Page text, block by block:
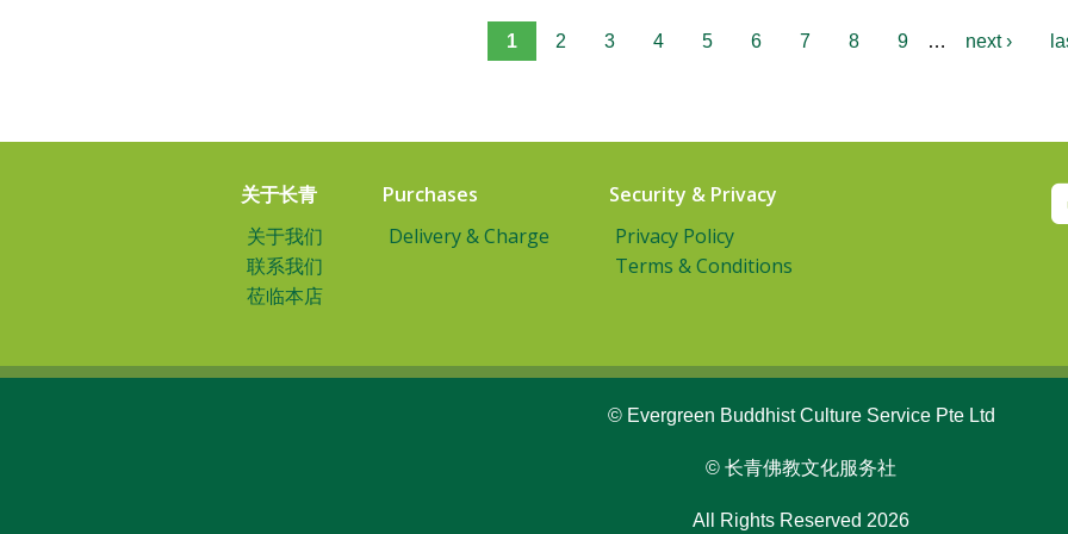
1 2 3 4 5 6 7 8 9 … next ›
关于长青
关于我们
联系我们
莅临本店
Purchases
Delivery & Charge
Security & Privacy
Privacy Policy
Terms & Conditions
© Evergreen Buddhist Culture Service Pte Ltd
© 长青佛教文化服务社
All Rights Reserved 2026